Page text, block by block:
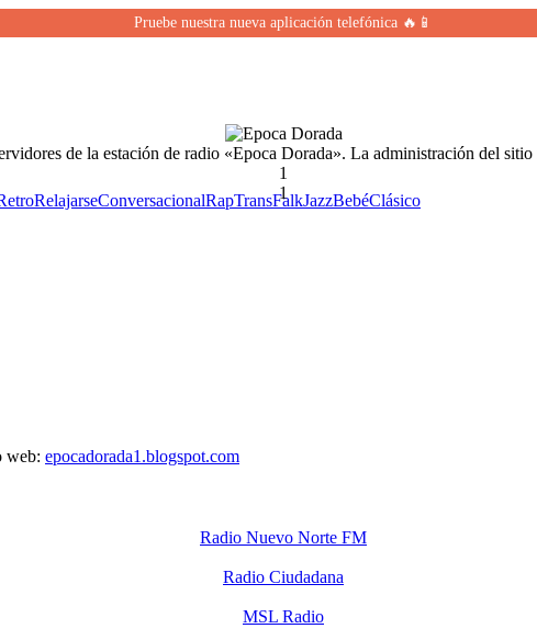
Pruebe nuestra nueva aplicación telefónica 🔥📱
RelajarseConversacionalRapTransFalkJazzBebéClásico
de la estación de radio «Epoca Dorada». La administración del
1
1
web: epocadorada1.blogspot.com
Radio Nuevo Norte FM
Radio Ciudadana
MSL Radio